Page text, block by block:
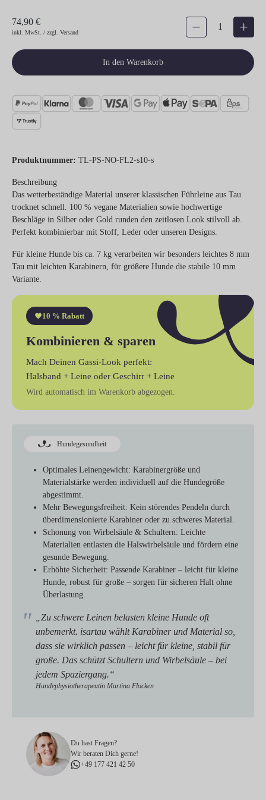
74,90 €
inkl. MwSt. / zzgl. Versand
Produkt Anzahl: Gib den
In den Warenkorb
Produktnummer: TL-PS-NO-FL2-s10-s
Beschreibung
Das wetterbeständige Material unserer klassischen Führleine aus Tau
trocknet schnell. 100 % vegane Materialien sowie hochwertige
Beschläge in Silber oder Gold runden den zeitlosen Look stilvoll ab.
Perfekt kombinierbar mit Stoff, Leder oder unseren Designs.
Für kleine Hunde bis ca. 7 kg verarbeiten wir besonders leichtes 8 mm
Tau mit leichten Karabinern, für größere Hunde die stabile 10 mm
Variante.
10 % Rabatt
Kombinieren & sparen
Mach Deinen Gassi-Look perfekt:
Halsband + Leine oder Geschirr + Leine
Wird automatisch im Warenkorb abgezogen.
Hundegesundheit
Optimales Leinengewicht: Karabinergröße und
Materialstärke werden individuell auf die Hundegröße
abgestimmt.
Mehr Bewegungsfreiheit: Kein störendes Pendeln durch
überdimensionierte Karabiner oder zu schweres Material.
Schonung von Wirbelsäule & Schultern: Leichte
Materialien entlasten die Halswirbelsäule und fördern eine
gesunde Bewegung.
Erhöhte Sicherheit: Passende Karabiner – leicht für kleine
Hunde, robust für große – sorgen für sicheren Halt ohne
Überlastung.
„Zu schwere Leinen belasten kleine Hunde oft
unbemerkt. isartau wählt Karabiner und Material so,
dass sie wirklich passen – leicht für kleine, stabil für
große. Das schützt Schultern und Wirbelsäule – bei
jedem Spaziergang.“
Hundephysiotherapeutin Martina Flocken
Du hast Fragen?
Wir beraten Dich gerne!
+49 177 421 42 50